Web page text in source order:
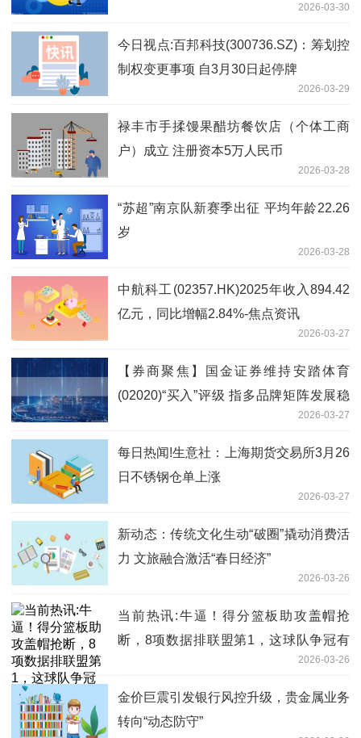
2026-03-30
今日视点:百邦科技(300736.SZ)：筹划控
制权变更事项 自3月30日起停牌
2026-03-29
禄丰市手揉馒果醋坊餐饮店（个体工商
户）成立 注册资本5万人民币
2026-03-28
“苏超”南京队新赛季出征 平均年龄22.26
岁
2026-03-28
中航科工(02357.HK)2025年收入894.42
亿元，同比增幅2.84%-焦点资讯
2026-03-27
【券商聚焦】国金证券维持安踏体育
(02020)“买入”评级 指多品牌矩阵发展稳
2026-03-27
每日热闻!生意社：上海期货交易所3月26
日不锈钢仓单上涨
2026-03-27
新动态：传统文化生动“破圈”撬动消费活
力 文旅融合激活“春日经济”
2026-03-26
当前热讯:牛逼！得分篮板助攻盖帽抢
断，8项数据排联盟第1，这球队争冠有
2026-03-26
金价巨震引发银行风控升级，贵金属业务
转向“动态防守”